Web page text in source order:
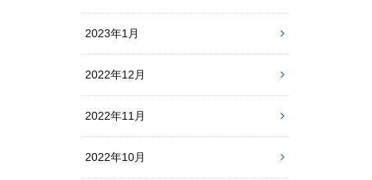
2023年1月
2022年12月
2022年11月
2022年10月